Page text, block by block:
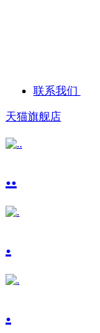
联系我们
天猫旗舰店
..
.
.